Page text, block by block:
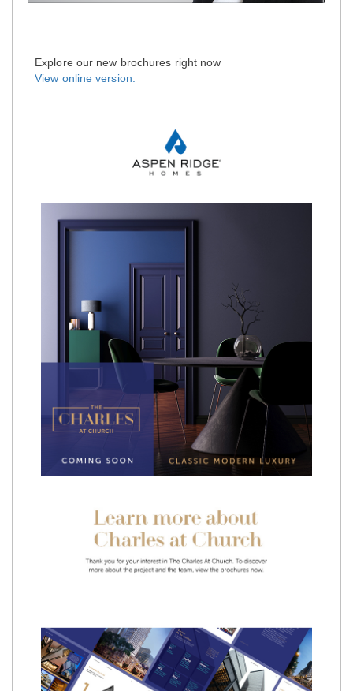
Explore our new brochures right now
View online version.